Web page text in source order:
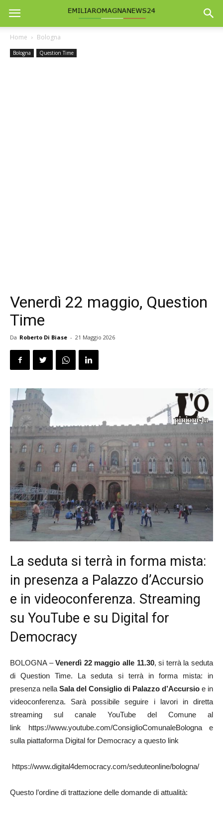
Home Bologna
Bologna Question Time
Venerdì 22 maggio, Question
Time
Da Roberto Di Biase - 21 Maggio 2026
La seduta si terrà in forma mista:
in presenza a Palazzo d’Accursio
e in videoconferenza. Streaming
su YouTube e su Digital for
Democracy
BOLOGNA –Venerdì 22 maggio alle 11.30, si terrà la seduta
di Question Time. La seduta si terrà in forma mista: in
presenza nella Sala del Consiglio di Palazzo d’Accursio e in
videoconferenza. Sarà possibile seguire i lavori in diretta
streaming sul canale YouTube del Comune al
link https://www.youtube.com/ConsiglioComunaleBologna e
sulla piattaforma Digital for Democracy a questo link
https://www.digital4democracy.com/seduteonline/bologna/
Questo l’ordine di trattazione delle domande di attualità: